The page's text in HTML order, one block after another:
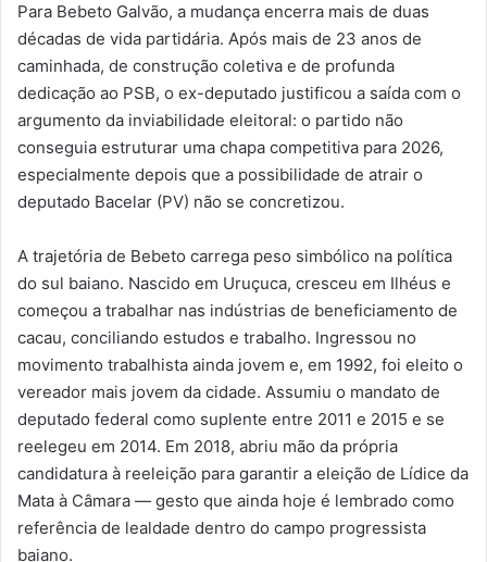
Para Bebeto Galvão, a mudança encerra mais de duas
décadas de vida partidária. Após mais de 23 anos de
caminhada, de construção coletiva e de profunda
dedicação ao PSB, o ex-deputado justificou a saída com o
argumento da inviabilidade eleitoral: o partido não
conseguia estruturar uma chapa competitiva para 2026,
especialmente depois que a possibilidade de atrair o
deputado Bacelar (PV) não se concretizou.
A trajetória de Bebeto carrega peso simbólico na política
do sul baiano. Nascido em Uruçuca, cresceu em Ilhéus e
começou a trabalhar nas indústrias de beneficiamento de
cacau, conciliando estudos e trabalho. Ingressou no
movimento trabalhista ainda jovem e, em 1992, foi eleito o
vereador mais jovem da cidade. Assumiu o mandato de
deputado federal como suplente entre 2011 e 2015 e se
reelegeu em 2014. Em 2018, abriu mão da própria
candidatura à reeleição para garantir a eleição de Lídice da
Mata à Câmara — gesto que ainda hoje é lembrado como
referência de lealdade dentro do campo progressista
baiano.